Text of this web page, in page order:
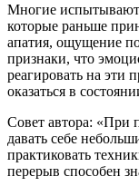
Многие
которые раньше
апатия, ощущение
признаки, что
реагировать на эти
оказаться в
Совет автора: «При
давать себе
практиковать
перерыв способен